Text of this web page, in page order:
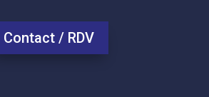
Contact / RDV